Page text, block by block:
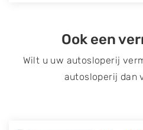
Ook een
Wilt u uw autosloperij
autosloperij dan